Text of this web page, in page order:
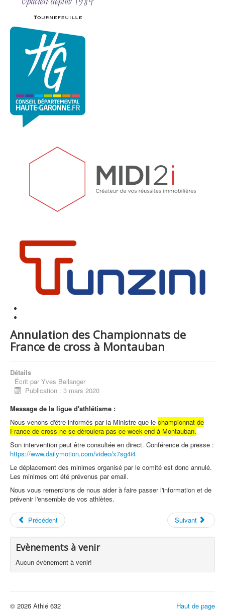
Annulation des Championnats de
France de cross à Montauban
Détails
Écrit par Yves Bellanger
Publication : 3 mars 2020
Message de la ligue d'athlétisme :
Nous venons d'être informés par la Ministre que le championnat de
France de cross ne se déroulera pas ce week-end à Montauban.
Son intervention peut être consultée en direct. Conférence de presse :
https://www.dailymotion.com/video/x7sg4i4
Le déplacement des minimes organisé par le comité est donc annulé.
Les minimes ont été prévenus par email.
Nous vous remercions de nous aider à faire passer l'information et de
prévenir l'ensemble de vos athlètes.
Précédent Suivant
Evènements à venir
Aucun évènement à venir!
Haut de page
© 2026 Athlé 632